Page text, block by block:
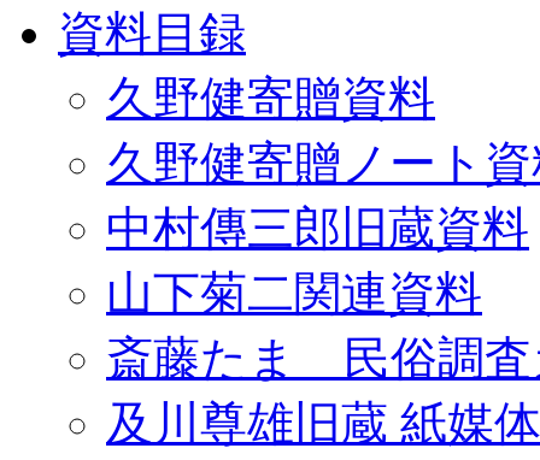
資料目録
久野健寄贈資料
久野健寄贈ノート
中村傳三郎旧蔵資料
山下菊二関連資料
斎藤たま 民俗調査
及川尊雄旧蔵 紙媒